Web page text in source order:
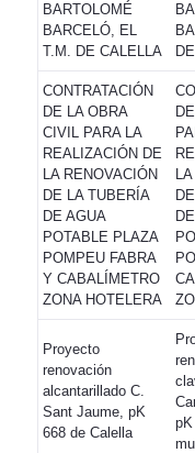
BARTOLOMÉ
BARCELÓ, EL
T.M. DE CALELLA
CONTRATACIÓN
DE LA OBRA
CIVIL PARA LA
REALIZACIÓN DE
LA RENOVACIÓN
DE LA TUBERÍA
DE AGUA
POTABLE PLAZA
POMPEU FABRA
Y CABALÍMETRO
ZONA HOTELERA
Proyecto
renovación
alcantarillado C.
Sant Jaume, pK
668 de Calella